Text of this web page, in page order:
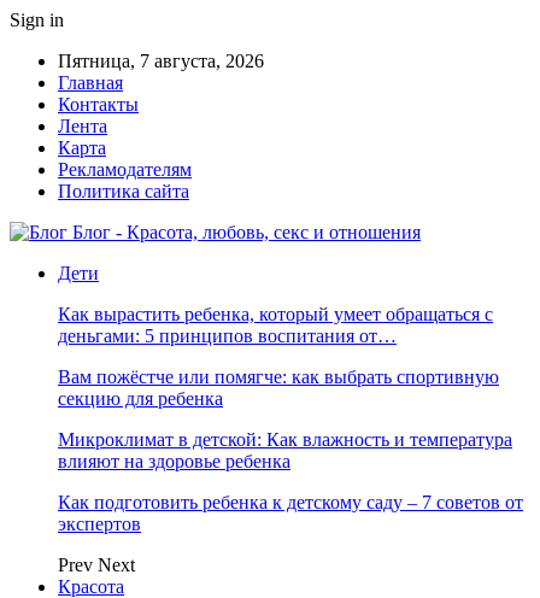
Sign in
Пятница, 7 августа, 2026
Главная
Контакты
Лента
Карта
Рекламодателям
Политика сайта
Блог - Красота, любовь, секс и отношения
Дети
Как вырастить ребенка, который умеет обращаться с
деньгами: 5 принципов воспитания от…
Вам пожёстче или помягче: как выбрать спортивную
секцию для ребенка
Микроклимат в детской: Как влажность и температура
влияют на здоровье ребенка
Как подготовить ребенка к детскому саду – 7 советов от
экспертов
Prev Next
Красота